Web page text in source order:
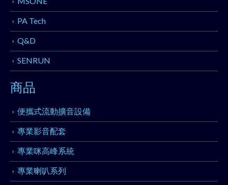
PA Tech
Q&D
SENRUN
商品
便攜式流動擴音設備
專業影音配套
專業咪高峰系統
專業喇叭系列